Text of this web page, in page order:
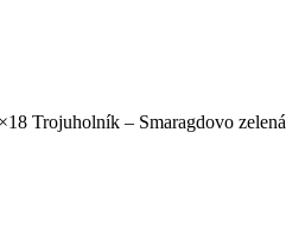
Trojuholník – Smaragdovo zelená